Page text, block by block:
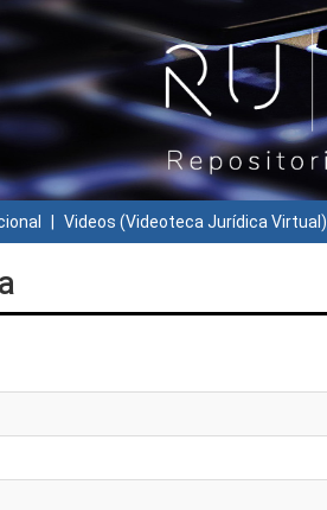
Videos (Videoteca Jurídica Virtual)